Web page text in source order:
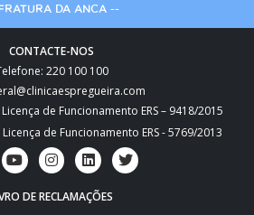
DA ANCA --
CONTACTE-NOS
220 100 100
de Funcionamento ERS – 9418/2015
Licença de Funcionamento ERS - 5769/2013
DE RECLAMAÇÕES